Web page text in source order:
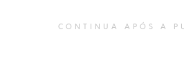
CONTINUA APÓS A